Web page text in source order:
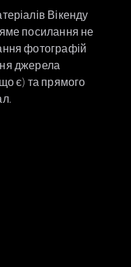
Вікенду
посилання не
фотографій
джерела
є) та прямого